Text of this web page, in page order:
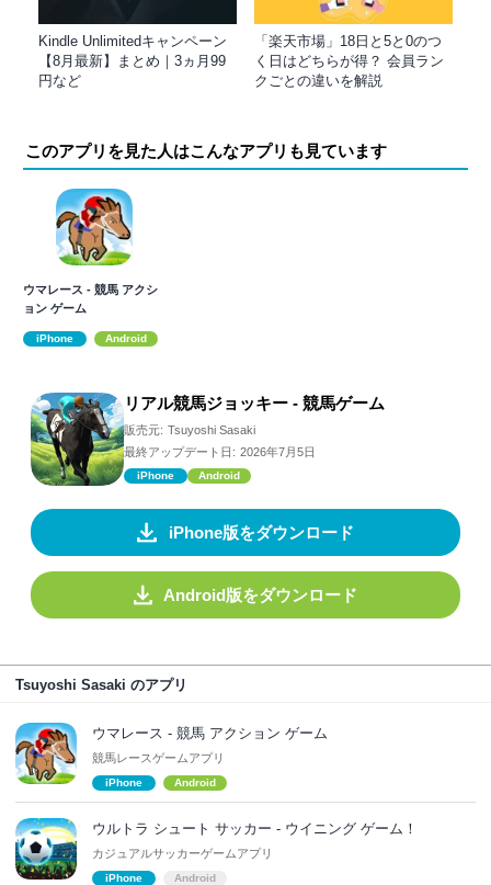
Kindle Unlimitedキャンペーン
【8月最新】まとめ｜3ヵ月99
円など
「楽天市場」18日と5と0のつ
く日はどちらが得？ 会員ラン
クごとの違いを解説
このアプリを見た人はこんなアプリも見ています
ウマレース - 競馬 アクシ
ョン ゲーム
iPhone Android
リアル競馬ジョッキー - 競馬ゲーム
販売元: Tsuyoshi Sasaki
最終アップデート日: 2026年7月5日
iPhone Android
iPhone版をダウンロード
Android版をダウンロード
Tsuyoshi Sasaki のアプリ
ウマレース - 競馬 アクション ゲーム
競馬レースゲームアプリ
iPhone Android
ウルトラ シュート サッカー - ウイニング ゲーム！
カジュアルサッカーゲームアプリ
iPhone Android